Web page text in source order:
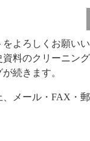
よろしくお願い
料のクリーニン
続きます。
メール・FAX・